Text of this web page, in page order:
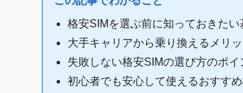
格安SIMを選ぶ前に知っておきたい
大手キャリアから乗り換えるメリ
失敗しない格安SIMの選び方のポイ
初心者でも安心して使えるおすす